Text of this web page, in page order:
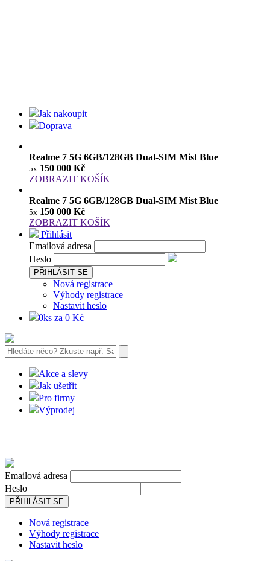
Jak nakoupit
Doprava
Realme 7 5G 6GB/128GB Dual-SIM Mist Blue
5x 150 000 Kč
ZOBRAZIT KOŠÍK
Realme 7 5G 6GB/128GB Dual-SIM Mist Blue
5x 150 000 Kč
ZOBRAZIT KOŠÍK
Přihlásit
Emailová adresa
Heslo
PŘIHLÁSIT SE
Nová registrace
Výhody registrace
Nastavit heslo
0ks za 0 Kč
Akce a slevy
Jak ušetřit
Pro firmy
Výprodej
Emailová adresa
Heslo
PŘIHLÁSIT SE
Nová registrace
Výhody registrace
Nastavit heslo